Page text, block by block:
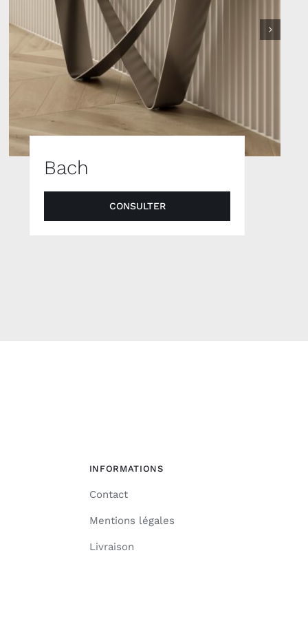
Bach
CONSULTER
INFORMATIONS
Contact
Mentions légales
Livraison